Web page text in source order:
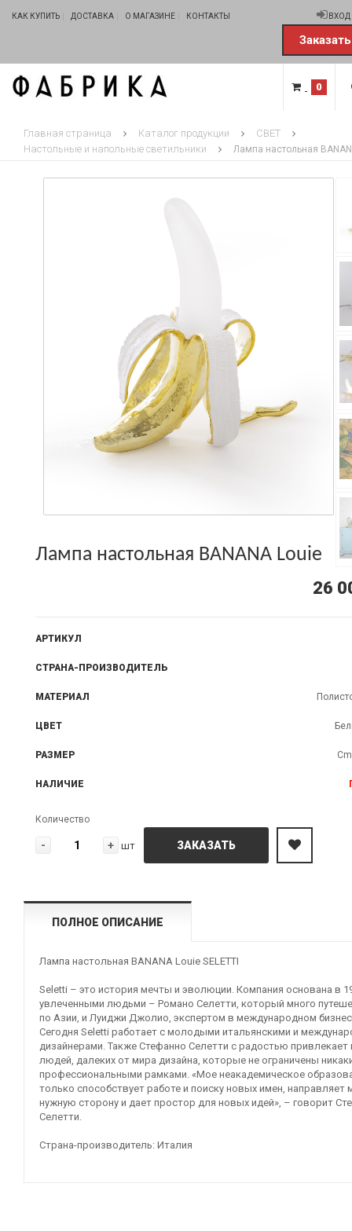
КАК КУПИТЬ ДОСТАВКА О МАГАЗИНЕ КОНТАКТЫ ВХОД
0
Главная страница Каталог продукции
СВЕТ
Настольные и напольные светильники
Лампа настольная
Лампа настольная BANANA Louie
26
АРТИКУЛ
СТРАНА-ПРОИЗВОДИТЕЛЬ
МАТЕРИАЛ
ЦВЕТ
РАЗМЕР
НАЛИЧИЕ
Количество
- + шт ЗАКАЗАТЬ
ПОЛНОЕ ОПИСАНИЕ
Лампа настольная BANANA Louie SELETTI
Seletti – это история мечты и эволюции. Компания основана в
увлеченными людьми – Романо Селетти, который много
по Азии, и Луиджи Джолио, экспертом в международном
Сегодня Seletti работает с молодыми итальянскими и
дизайнерами. Также Стефанно Селетти с радостью привлекает
людей, далеких от мира дизайна, которые не ограничены
профессиональными рамками. «Мое неакадемическое
только способствует работе и поиску новых имен, направляет
нужную сторону и дает простор для новых идей», – говорит
Селетти.
Страна-производитель: Италия